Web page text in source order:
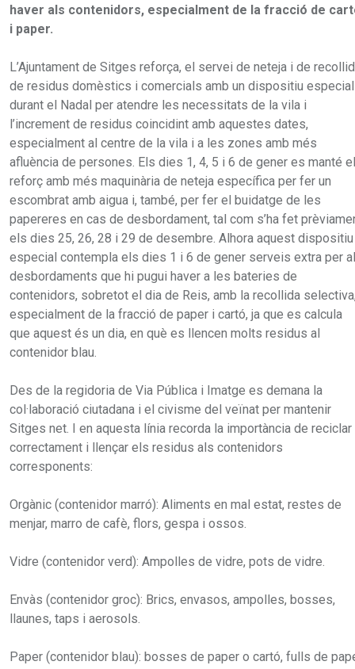
haver als contenidors, especialment de la fracció de
i paper.
L’Ajuntament de Sitges reforça, el servei de neteja i de
de residus domèstics i comercials amb un dispositiu especial
durant el Nadal per atendre les necessitats de la vila i
l’increment de residus coincidint amb aquestes dates,
especialment al centre de la vila i a les zones amb més
afluència de persones. Els dies 1, 4, 5 i 6 de gener es manté el
reforç amb més maquinària de neteja específica per fer un
escombrat amb aigua i, també, per fer el buidatge de les
papereres en cas de desbordament, tal com s’ha fet
els dies 25, 26, 28 i 29 de desembre. Alhora aquest dispositiu
especial contempla els dies 1 i 6 de gener serveis extra per
desbordaments que hi pugui haver a les bateries de
contenidors, sobretot el dia de Reis, amb la recollida
especialment de la fracció de paper i cartó, ja que es calcula
que aquest és un dia, en què es llencen molts residus al
contenidor blau.
Des de la regidoria de Via Pública i Imatge es demana la
col·laboració ciutadana i el civisme del veïnat per mantenir
Sitges net. I en aquesta línia recorda la importància de reciclar
correctament i llençar els residus als contenidors
corresponents:
Orgànic (contenidor marró): Aliments en mal estat, restes de
menjar, marro de cafè, flors, gespa i ossos.
Vidre (contenidor verd): Ampolles de vidre, pots de vidre.
Envàs (contenidor groc): Brics, envasos, ampolles, bosses,
llaunes, taps i aerosols.
Paper (contenidor blau): bosses de paper o cartó, fulls de